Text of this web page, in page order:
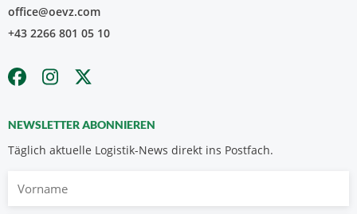
office@oevz.com
+43 2266 801 05 10
NEWSLETTER ABONNIEREN
Täglich aktuelle Logistik-News direkt ins Postfach.